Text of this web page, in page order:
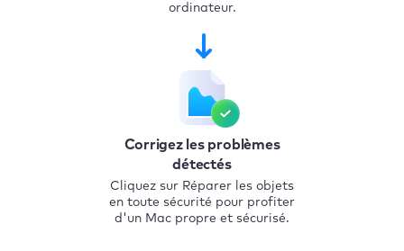
ordinateur.
Corrigez les problèmes
détectés
Cliquez sur Réparer les objets
en toute sécurité pour profiter
d'un Mac propre et sécurisé.